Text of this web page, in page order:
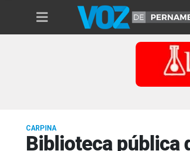
CARPINA
Biblioteca pública